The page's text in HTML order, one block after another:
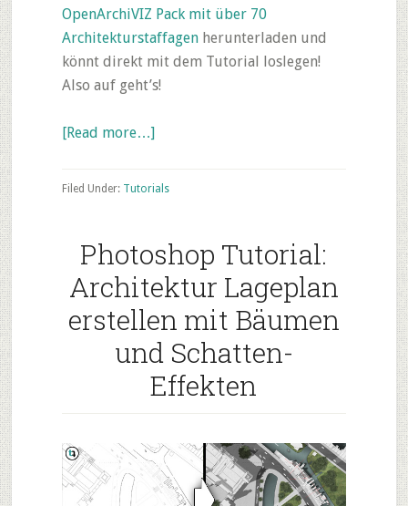
OpenArchiVIZ Pack mit über 70
Architekturstaffagenherunterladen und
könnt direkt mit dem Tutorial loslegen!
Also auf geht’s!
[Read more…]about
Architektur
Photoshop
nachbearbeiten
Filed Under: Tutorials
Photoshop Tutorial:
Architektur Lageplan
erstellen mit Bäumen
und Schatten-
Effekten